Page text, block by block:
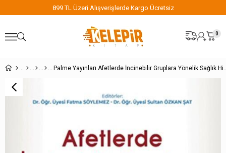
899 TL Üzeri Alışverişlerde Kargo Ücretsiz
0
Palme Yayınları